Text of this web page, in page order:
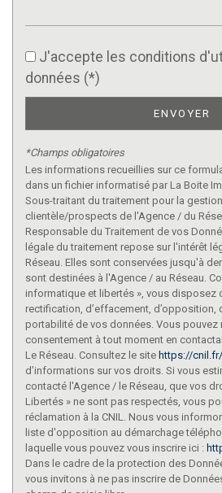
J'accepte les conditions
données (*)
ENVOYER
*Champs obligatoires
Les informations recueillies sur ce
dans un fichier informatisé par La Boite
Sous-traitant du traitement pour la
clientèle/prospects de l'Agence / du
Responsable du Traitement de vos
légale du traitement repose sur l'intérêt
Réseau. Elles sont conservées jusqu'à
sont destinées à l'Agence / au Réseau.
informatique et libertés », vous disposez
rectification, d’effacement, d’opposition,
portabilité de vos données. Vous pouvez
consentement à tout moment en
Le Réseau. Consultez le site https://
d’informations sur vos droits. Si vous
contacté l'Agence / le Réseau, que vos
Libertés » ne sont pas respectés, vous
réclamation à la CNIL. Nous vous
liste d'opposition au démarchage
laquelle vous pouvez vous inscrire ici :
Dans le cadre de la protection des
vous invitons à ne pas inscrire de